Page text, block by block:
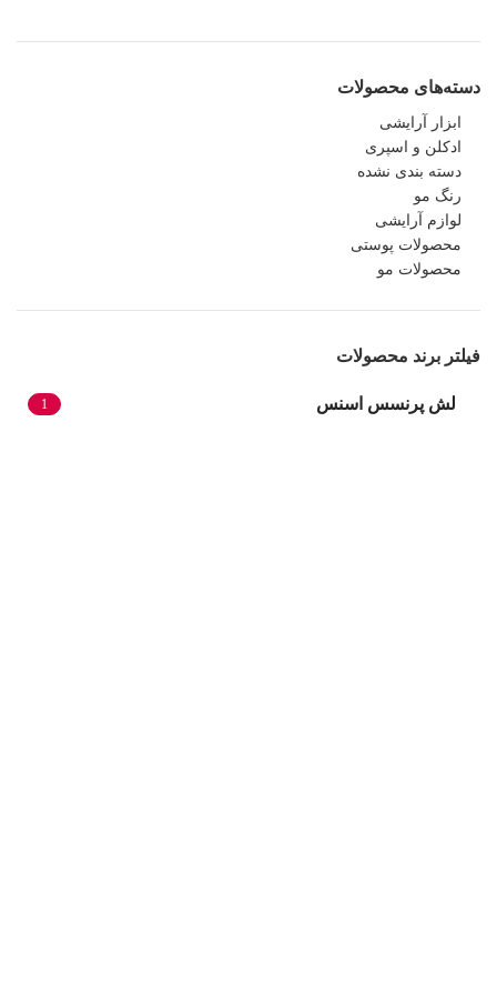
دسته‌های محصولات
ابزار آرایشی
ادکلن و اسپری
دسته بندی نشده
رنگ مو
لوازم آرایشی
محصولات پوستی
محصولات مو
فیلتر برند محصولات
لش پرنسس اسنس 1